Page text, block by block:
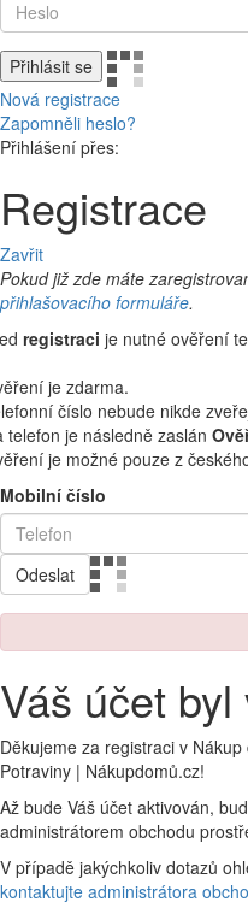
Přihlásit se
Nová registrace
Zapomněli heslo?
Přihlášení přes:
Registrace
Zavřit
Pokud již zde máte
přihlašovacího formuláře.
registraci je nutné ověření
je zdarma.
číslo nebude nikde
telefon je následně zaslán
je možné pouze z
Mobilní číslo
Odeslat
Váš účet byl
Děkujeme za registraci v
Potraviny | Nákupdomů.cz!
Až bude Váš účet aktivován,
administrátorem obchodu
V případě jakýchkoliv dotazů
kontaktujte administrátora